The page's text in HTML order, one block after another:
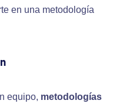
en una metodología
equipo, metodologías